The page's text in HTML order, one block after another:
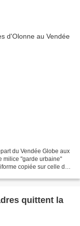
du Vendée Globe aux
milice "garde urbaine"
copiée sur celle de
quittent la